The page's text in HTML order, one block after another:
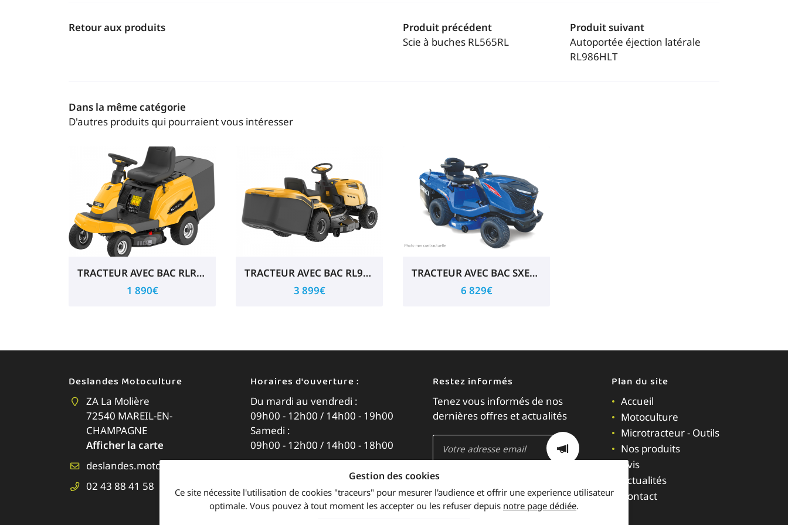
Retour aux produits
Produit précédent
Scie à buches RL565RL
Produit suivant
Autoportée éjection latérale
RL986HLT
Dans la même catégorie
D'autres produits qui pourraient vous intéresser
TRACTEUR AVEC BAC RLR962HT
1 890€
TRACTEUR AVEC BAC RL9112XHT
3 899€
TRACTEUR AVEC BAC SXE222PLUSHE105
6 829€
Deslandes Motoculture
ZA La Molière
72540 MAREIL-EN-
CHAMPAGNE
Afficher la carte
02 43 88 41 58
Horaires d'ouverture :
Du mardi au vendredi :
09h00 - 12h00 / 14h00 - 19h00
Samedi :
09h00 - 12h00 / 14h00 - 18h00
Restez informés
Tenez vous informés de nos
dernières offres et actualités
Rejoignez-nous
Plan du site
Accueil
Motoculture
Microtracteur - Outils
Nos produits
Avis
Actualités
Contact
Gestion des cookies
Ce site nécessite l'utilisation de cookies "traceurs" pour mesurer l'audience et offrir une experience utilisateur
optimale. Vous pouvez à tout moment les accepter ou les refuser depuis notre page dédiée.